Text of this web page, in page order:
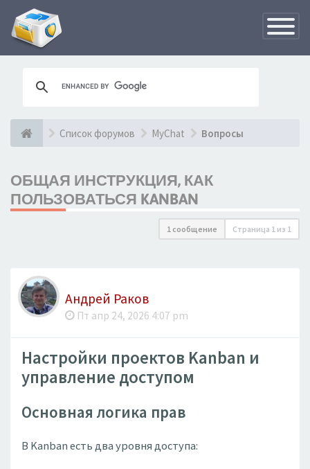
Список форумов MyChat Вопросы
ОБЩАЯ ИНСТРУКЦИЯ, КАК
ПОЛЬЗОВАТЬСЯ KANBAN
1 сообщение Страница 1 из 1
Андрей Раков
Пт апр 24, 2026 4:07 pm
Настройки проектов Kanban и
управление доступом
Основная логика прав
В Kanban есть два уровня доступа: